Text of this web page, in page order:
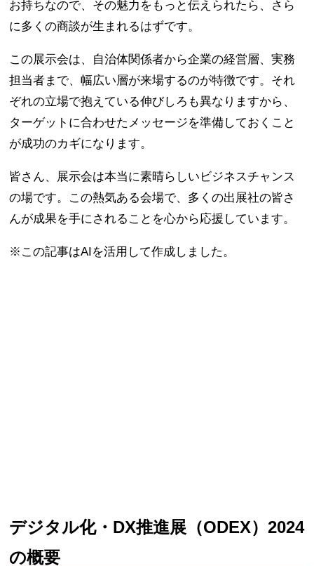
お持ちなので、その魅力をもっと伝えられたら、さら
に多くの商談が生まれるはずです。
この展示会は、自治体関係者から企業の経営層、実務
担当者まで、幅広い層が来場するのが特徴です。それ
ぞれの立場で抱えている伸びしろも異なりますから、
ターゲットに合わせたメッセージを準備しておくこと
が成功のカギになります。
皆さん、展示会は本当に素晴らしいビジネスチャンス
の場です。この熱気ある会場で、多くの出展社の皆さ
んが成果を手にされることを心から応援しています。
※この記事はAIを活用して作成しました。
デジタル化・DX推進展（ODEX）2024
の概要